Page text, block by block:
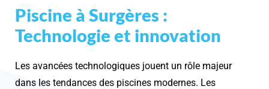
Piscine à Surgères :
Technologie et innovation
Les avancées technologiques jouent un rôle majeur
dans les tendances des piscines modernes. Les